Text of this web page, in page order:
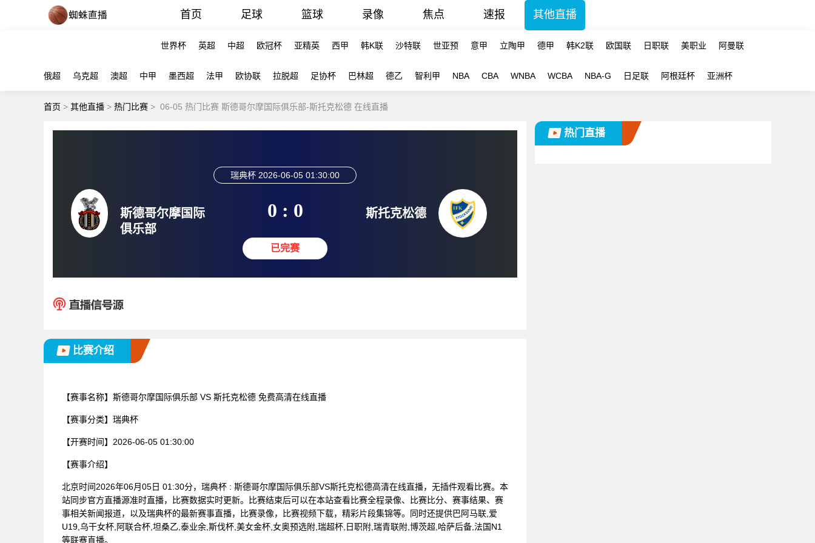
首页 足球 篮球 录像 焦点 速报 其他直播
世界杯 英超 中超 欧冠杯 亚精英 西甲 韩K联 沙特联 世亚预 意甲 立陶甲 德甲 韩K2联 欧国联 日职联 美职业 阿曼联
俄超 乌克超 澳超 中甲 墨西超 法甲 欧协联 拉脱超 足协杯 巴林超 德乙 智利甲 NBA CBA WNBA WCBA NBA-G 日足联 阿根廷杯 亚洲杯
首页 > 其他直播 > 热门比赛 > 06-05 热门比赛 斯德哥尔摩国际俱乐部-斯托克松德 在线直播
斯德哥尔摩国际
俱乐部
瑞典杯 2026-06-05 01:30:00
0 : 0
已完赛
斯托克松德
比赛介绍
【赛事名称】 斯德哥尔摩国际俱乐部 VS 斯托克松德 免费高清在线直播
【赛事分类】 瑞典杯
【开赛时间】 2026-06-05 01:30:00
【赛事介绍】
北京时间2026年06月05日 01:30分，瑞典杯 : 斯德哥尔摩国际俱乐部VS斯托克松德高清在线直播，无插件观看比赛。本
站同步官方直播源准时直播，比赛数据实时更新。比赛结束后可以在本站查看比赛全程录像、比赛比分、赛事结果、赛
事相关新闻报道，以及瑞典杯的最新赛事直播，比赛录像，比赛视频下载，精彩片段集锦等。同时还提供巴阿马联,爱
U19,乌干女杯,阿联合杯,坦桑乙,泰业余,斯伐杯,美女金杯,女奥预选附,瑞超杯,日职附,瑞青联附,博茨超,哈萨后备,法国N1
等联赛直播。
热门直播